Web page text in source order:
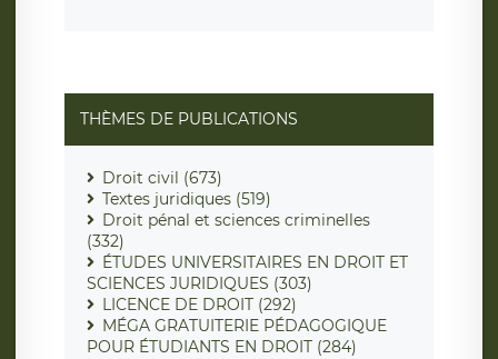
THÈMES DE PUBLICATIONS
Droit civil (673)
Textes juridiques (519)
Droit pénal et sciences criminelles
(332)
ÉTUDES UNIVERSITAIRES EN DROIT ET
SCIENCES JURIDIQUES (303)
LICENCE DE DROIT (292)
MÉGA GRATUITERIE PÉDAGOGIQUE
POUR ÉTUDIANTS EN DROIT (284)